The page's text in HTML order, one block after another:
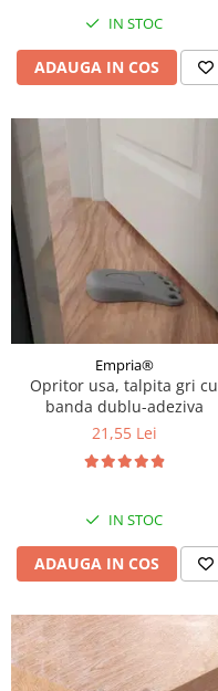
IN STOC
ADAUGA IN COS
Empria®
Opritor usa, talpita gri cu
banda dublu-adeziva
21,55 Lei
IN STOC
ADAUGA IN COS